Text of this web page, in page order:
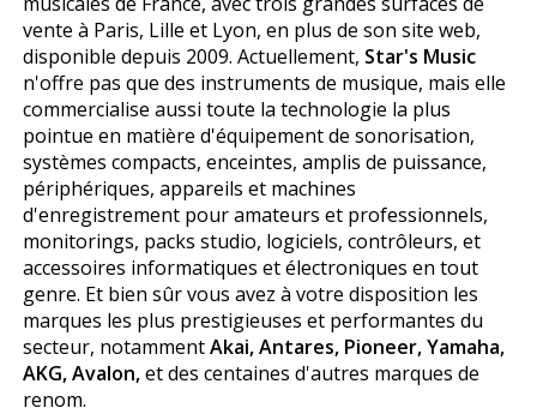
vente à Paris, Lille et Lyon, en plus de son site web,
disponible depuis 2009. Actuellement, Star's Music
n'offre pas que des instruments de musique, mais elle
commercialise aussi toute la technologie la plus
pointue en matière d'équipement de sonorisation,
systèmes compacts, enceintes, amplis de puissance,
périphériques, appareils et machines
d'enregistrement pour amateurs et professionnels,
monitorings, packs studio, logiciels, contrôleurs, et
accessoires informatiques et électroniques en tout
genre. Et bien sûr vous avez à votre disposition les
marques les plus prestigieuses et performantes du
secteur, notammentAkai, Antares, Pioneer, Yamaha,
AKG, Avalon,et des centaines d'autres marques de
renom.